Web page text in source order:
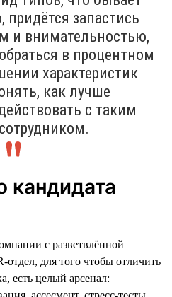
придётся запастись
и внимательностью,
в процентном
характеристик
как лучше
с таким
сотрудником.
кандидата
с разветвлённой
для того чтобы отличить
есть целый арсенал: